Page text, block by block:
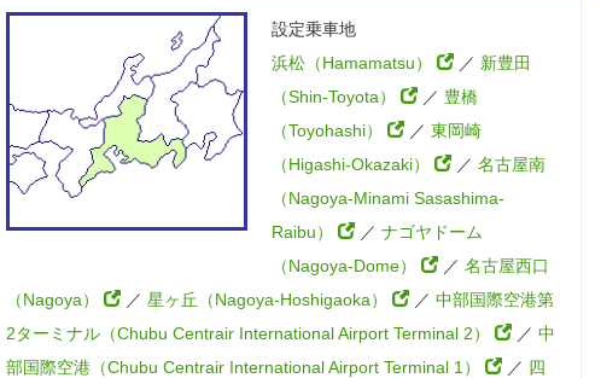
設定乗車地
浜松（Hamamatsu）
／ 新豊田
（Shin-Toyota）
／ 豊橋
（Toyohashi）
／ 東岡崎
（Higashi-Okazaki）
／ 名古屋南
（Nagoya-Minami Sasashima-
Raibu）
／ ナゴヤドーム
（Nagoya-Dome）
／ 名古屋西口
（Nagoya）
／ 星ヶ丘（Nagoya-Hoshigaoka） ／ 中部国際空港第
2ターミナル（Chubu Centrair International Airport Terminal 2）
／ 中
部国際空港（Chubu Centrair International Airport Terminal 1）
／ 四